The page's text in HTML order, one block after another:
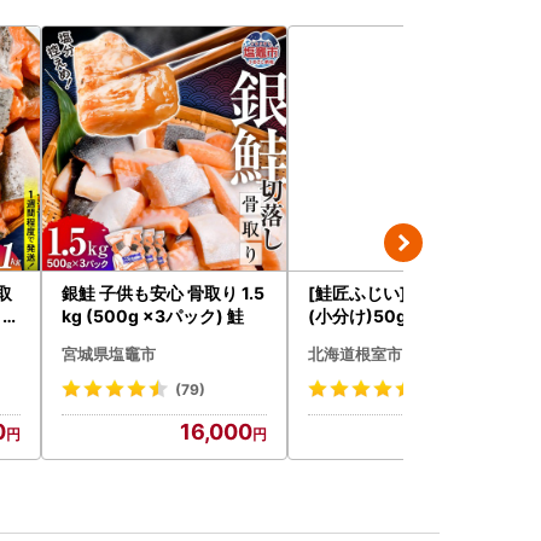
]
銀鮭 子供も安心 骨取り 1.5
kg (500g ×3パック) 鮭
宮城県塩竈市
(79)
16,000
[鮭匠ふじい]いくら醤油漬
(小分け)50g×4P A-4209
北海道根室市